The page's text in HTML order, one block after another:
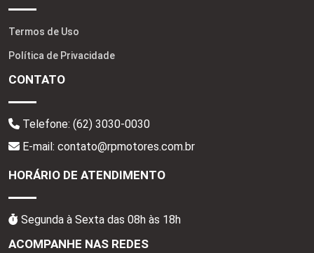
Termos de Uso
Política de Privacidade
CONTATO
Telefone: (62) 3030-0030
E-mail: contato@rpmotores.com.br
HORÁRIO DE ATENDIMENTO
Segunda à Sexta das 08h às 18h
ACOMPANHE NAS REDES